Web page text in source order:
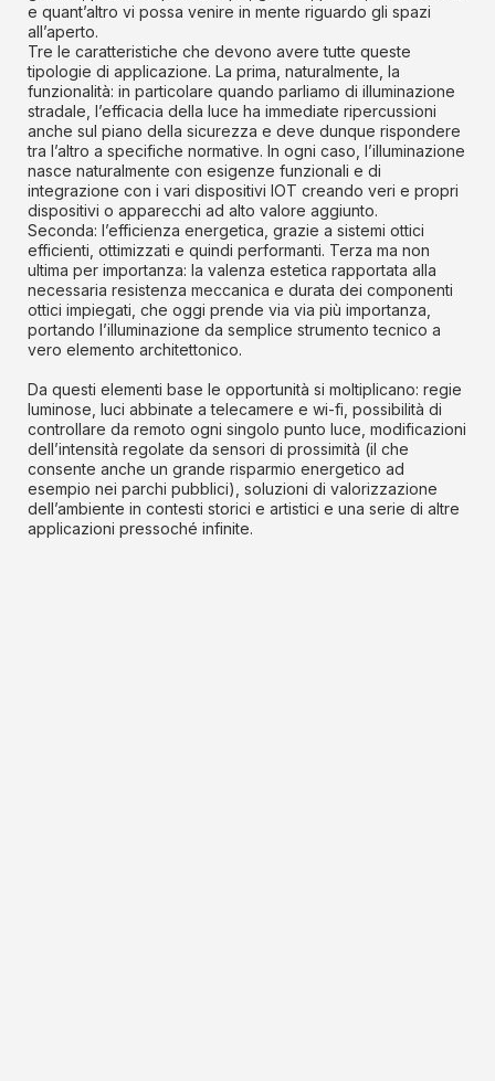
e quant’altro vi possa venire in mente riguardo gli spazi
all’aperto.
Tre le caratteristiche che devono avere tutte queste
tipologie di applicazione. La prima, naturalmente, la
funzionalità: in particolare quando parliamo di illuminazione
stradale, l’efficacia della luce ha immediate ripercussioni
anche sul piano della sicurezza e deve dunque rispondere
tra l’altro a specifiche normative. In ogni caso, l’illuminazione
nasce naturalmente con esigenze funzionali e di
integrazione con i vari dispositivi IOT creando veri e propri
dispositivi o apparecchi ad alto valore aggiunto.
Seconda: l’efficienza energetica, grazie a sistemi ottici
efficienti, ottimizzati e quindi performanti. Terza ma non
ultima per importanza: la valenza estetica rapportata alla
necessaria resistenza meccanica e durata dei componenti
ottici impiegati, che oggi prende via via più importanza,
portando l’illuminazione da semplice strumento tecnico a
vero elemento architettonico.
Da questi elementi base le opportunità si moltiplicano: regie
luminose, luci abbinate a telecamere e wi-fi, possibilità di
controllare da remoto ogni singolo punto luce, modificazioni
dell’intensità regolate da sensori di prossimità (il che
consente anche un grande risparmio energetico ad
esempio nei parchi pubblici), soluzioni di valorizzazione
dell’ambiente in contesti storici e artistici e una serie di altre
applicazioni pressoché infinite.